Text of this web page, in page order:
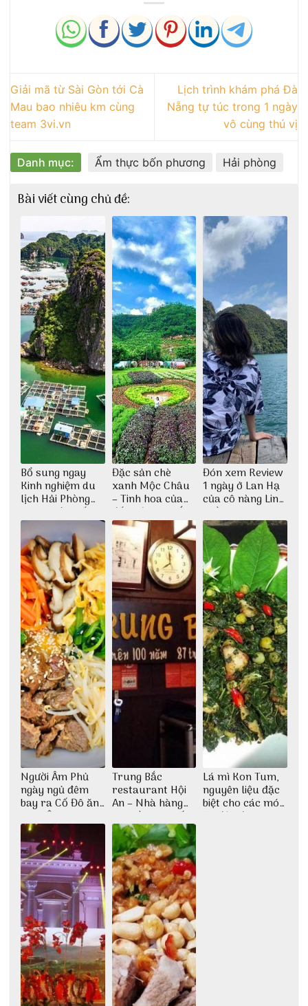
Giải mã từ Sài Gòn tới Cà
Mau bao nhiêu km cùng
team 3vi.vn
Lịch trình khám phá Đà
Nẵng tự túc trong 1 ngày
vô cùng thú vị
Danh mục: Ẩm thực bốn phương Hải phòng
Bài viết cùng chủ đề:
Bổ sung ngay
Kinh nghiệm du
lịch Hải Phòng
2022 mới nhất
Đặc sản chè
xanh Mộc Châu
– Tinh hoa của
đất trời Tây Bắc
Đón xem Review
1 ngày ở Lan Hạ
của cô nàng Linh
Trần
Người Âm Phủ
ngày ngủ đêm
bay ra Cố Đô ăn
Cơm Âm Phủ
Huế
Trung Bắc
restaurant Hội
An – Nhà hàng
cao lầu có thiết
kế vô cùng ấn
tượng giữa lòng
phố Hội
Lá mì Kon Tum,
nguyên liệu đặc
biệt cho các món
ăn độc đáo